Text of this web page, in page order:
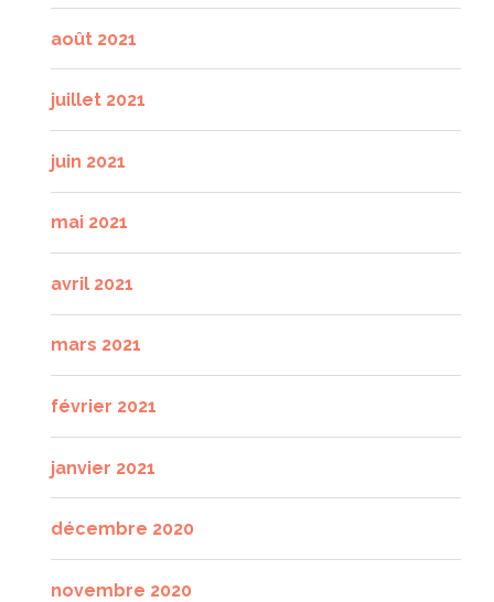
août 2021
juillet 2021
juin 2021
mai 2021
avril 2021
mars 2021
février 2021
janvier 2021
décembre 2020
novembre 2020